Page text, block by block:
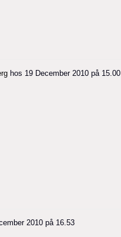
hos 19 December 2010 på 15.00
2010 på 16.53